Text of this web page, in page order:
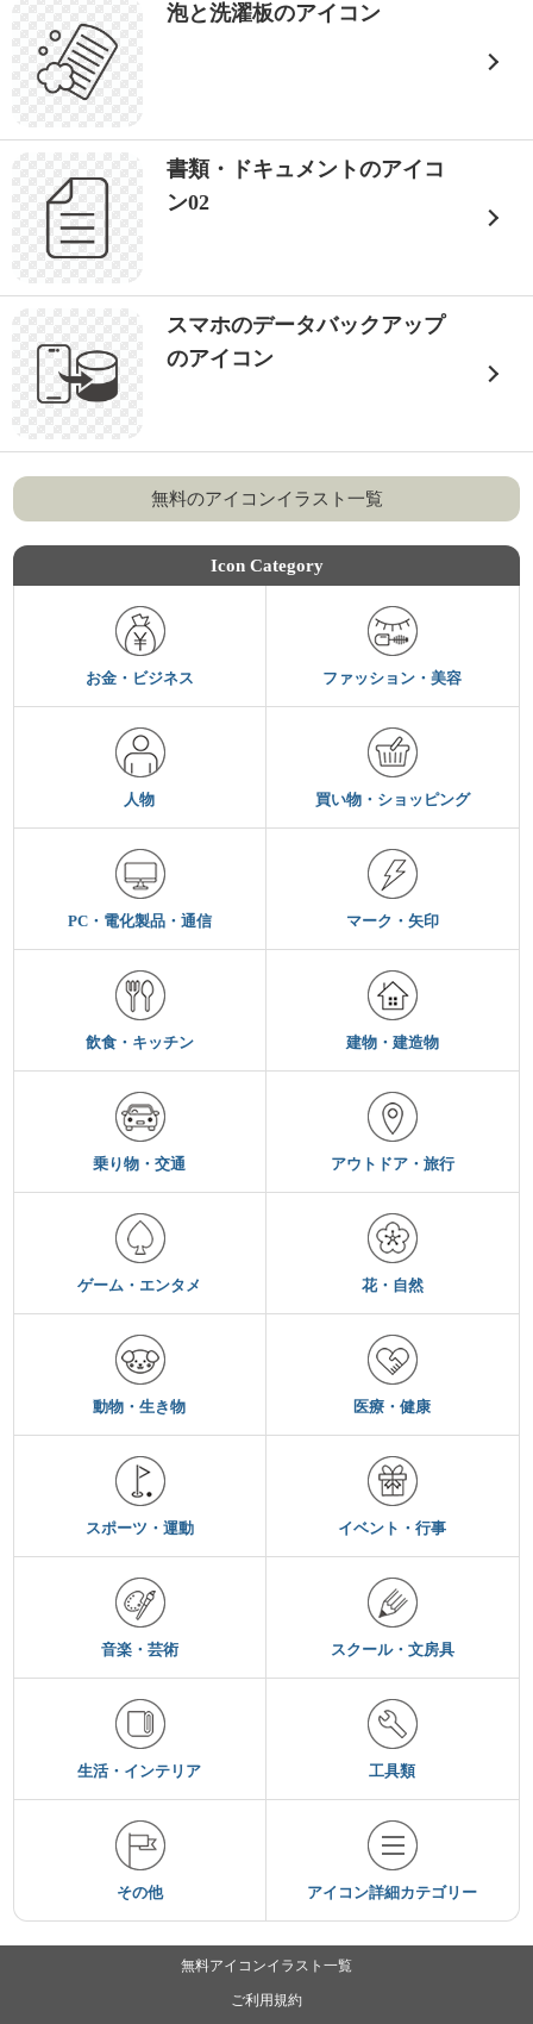
泡と洗濯板のアイコン
書類・ドキュメントのアイコ
ン02
スマホのデータバックアップ
のアイコン
無料のアイコンイラスト一覧
Icon Category
お金・ビジネス ファッション・美容
人物 買い物・ショッピング
PC・電化製品・通信 マーク・矢印
飲食・キッチン 建物・建造物
乗り物・交通 アウトドア・旅行
ゲーム・エンタメ 花・自然
動物・生き物 医療・健康
スポーツ・運動 イベント・行事
音楽・芸術 スクール・文房具
生活・インテリア 工具類
その他 アイコン詳細カテゴリー
無料アイコンイラスト一覧
ご利用規約